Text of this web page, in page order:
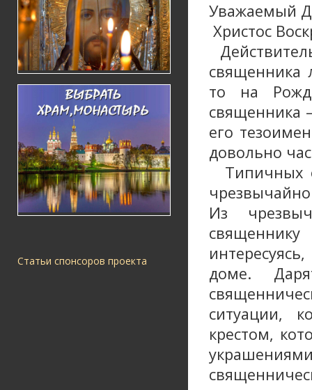
Статьи спонсоров проекта
Уважаемый
Христос
священника
то на
его
довольно
Типичных
Из
доме.
ситуации,
крестом,